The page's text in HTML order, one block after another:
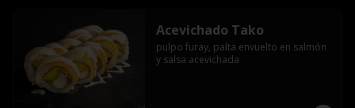
Acevichado Tako
pulpo furay, palta envuelto en salmón
y salsa acevichada